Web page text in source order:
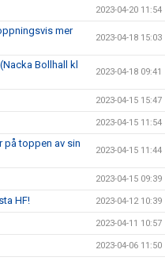
2023-04-20 11:54
mer
2023-04-18 15:03
Bollhall kl
2023-04-18 09:41
2023-04-15 15:47
2023-04-15 11:54
på toppen av sin
2023-04-15 11:44
2023-04-15 09:39
HF! 2023-04-12 10:39
2023-04-11 10:57
2023-04-06 11:50